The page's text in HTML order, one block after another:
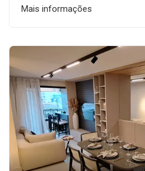
Mais informações